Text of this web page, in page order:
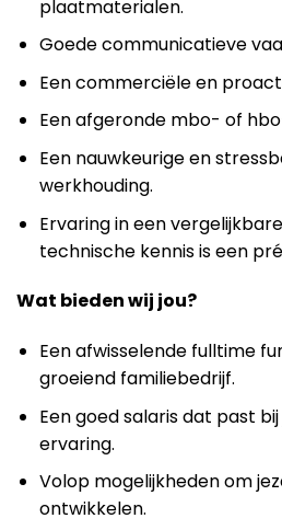
plaatmaterialen.
Goede communicatieve
Een commerciële en
Een afgeronde mbo- of
Een nauwkeurige en
werkhouding.
Ervaring in een
technische kennis is een
Wat bieden wij jou?
Een afwisselende fulltime
groeiend familiebedrijf.
Een goed salaris dat past
ervaring.
Volop mogelijkheden om
ontwikkelen.